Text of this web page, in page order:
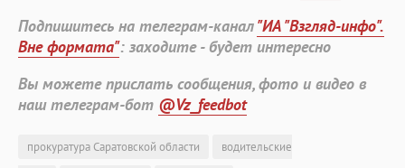
Подпишитесь на телеграм-канал"ИА "Взгляд-инфо".
Вне формата": заходите - будет интересно
Вы можете прислать сообщения, фото и видео в
наш телеграм-бот @Vz_feedbot
прокуратура Саратовской области
водительские